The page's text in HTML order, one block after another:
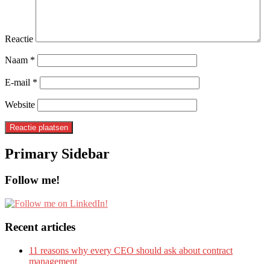
Reactie
Naam *
E-mail *
Website
Primary Sidebar
Follow me!
Recent articles
11 reasons why every CEO should ask about contract
management